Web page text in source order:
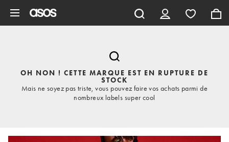
OH NON ! CETTE MARQUE EST EN RUPTURE DE
STOCK
Mais ne soyez pas triste, vous pouvez faire vos achats parmi de
nombreux labels super cool